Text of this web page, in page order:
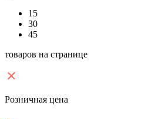
15
30
45
товаров на странице
Розничная цена